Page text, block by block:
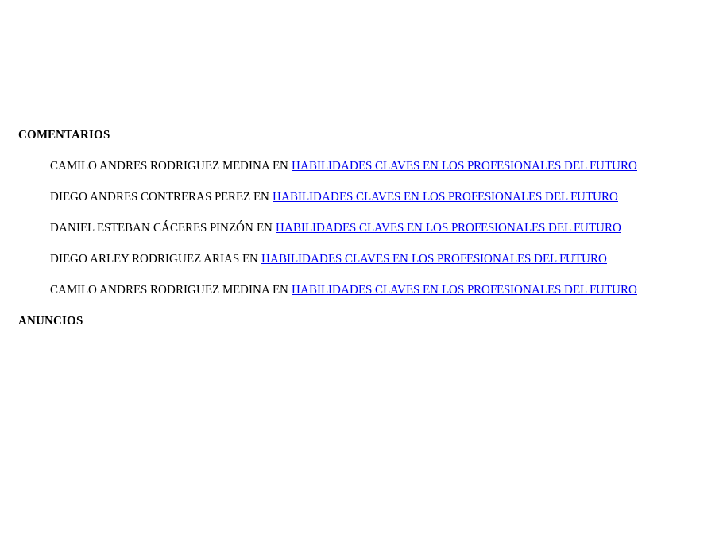
COMENTARIOS
CAMILO ANDRES RODRIGUEZ MEDINA EN HABILIDADES CLAVES EN LOS PROFESIONALES DEL FUTURO
DIEGO ANDRES CONTRERAS PEREZ EN HABILIDADES CLAVES EN LOS PROFESIONALES DEL FUTURO
DANIEL ESTEBAN CÁCERES PINZÓN EN HABILIDADES CLAVES EN LOS PROFESIONALES DEL FUTURO
DIEGO ARLEY RODRIGUEZ ARIAS EN HABILIDADES CLAVES EN LOS PROFESIONALES DEL FUTURO
CAMILO ANDRES RODRIGUEZ MEDINA EN HABILIDADES CLAVES EN LOS PROFESIONALES DEL FUTURO
ANUNCIOS